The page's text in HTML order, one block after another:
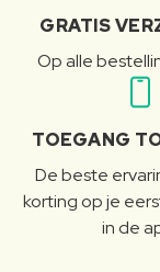
GRATIS
Op alle
TOEGANG
De beste
korting op je
in de